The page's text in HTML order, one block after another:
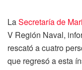
LaSecretaría de
V Región Naval,
rescató a cuatro
que regresó a esta